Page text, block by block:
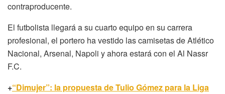
contraproducente.
El futbolista llegará a su cuarto equipo en su carrera
profesional, el portero ha vestido las camisetas de Atlético
Nacional, Arsenal, Napoli y ahora estará con el Al Nassr
F.C.
+“Dimujer”: la propuesta de Tulio Gómez para la Liga